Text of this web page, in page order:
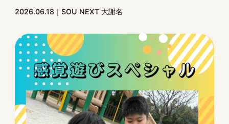
2026.06.18 SOU NEXT 大謝名